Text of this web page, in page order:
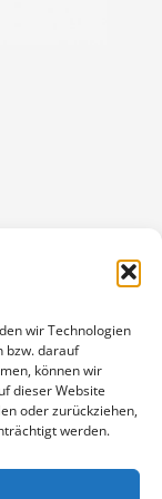
wir Technologien
bzw. darauf
können wir
dieser Website
oder zurückziehen,
werden.